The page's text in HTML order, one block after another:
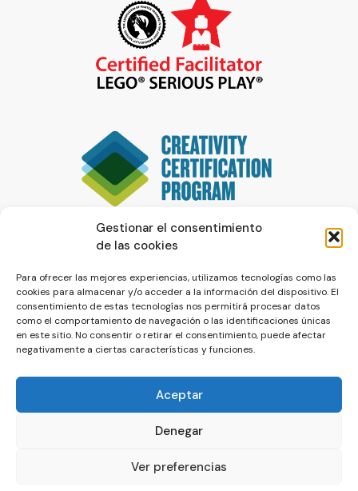
Gestionar el consentimiento
de las cookies
Para ofrecer las mejores experiencias, utilizamos tecnologías como las
cookies para almacenar y/o acceder a la información del dispositivo. El
consentimiento de estas tecnologías nos permitirá procesar datos
como el comportamiento de navegación o las identificaciones únicas
en este sitio. No consentir o retirar el consentimiento, puede afectar
negativamente a ciertas características y funciones.
Aceptar
Denegar
Ver preferencias
© La Servilleta - El Blog de Paco Prieto